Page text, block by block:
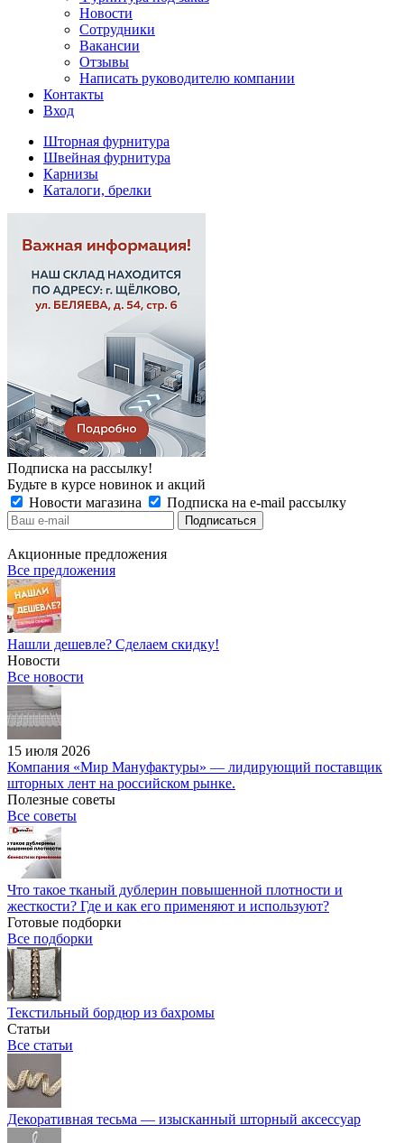
Новости
Сотрудники
Вакансии
Отзывы
Написать руководителю компании
Контакты
Вход
Шторная фурнитура
Швейная фурнитура
Карнизы
Каталоги, брелки
Подписка на рассылку!
Будьте в курсе новинок и акций
Новости магазина
Подписка на e-mail рассылку
Акционные предложения
Все предложения
Нашли дешевле? Сделаем скидку!
Новости
Все новости
15 июля 2026
Компания «Мир Мануфактуры» — лидирующий поставщик
шторных лент на российском рынке.
Полезные советы
Все советы
Что такое тканый дублерин повышенной плотности и
жесткости? Где и как его применяют и используют?
Готовые подборки
Все подборки
Текстильный бордюр из бахромы
Статьи
Все статьи
Декоративная тесьма — изысканный шторный аксессуар